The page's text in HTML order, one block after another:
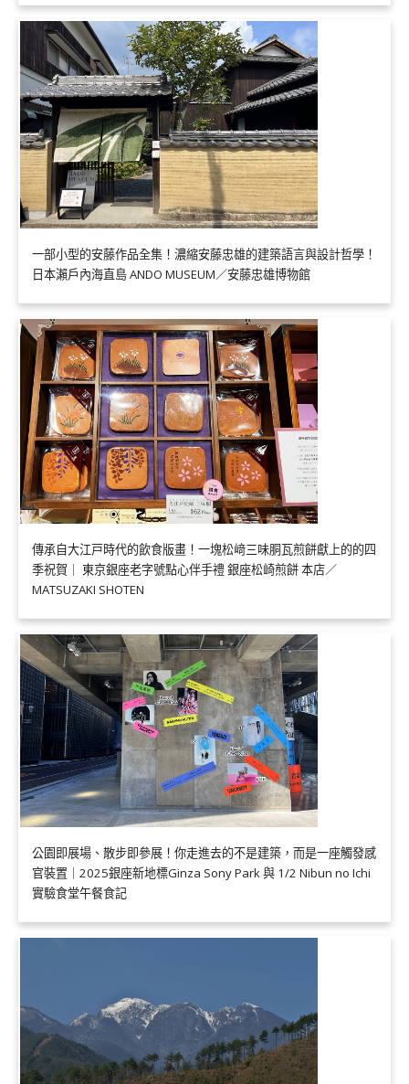
一部小型的安藤作品全集！濃縮安藤忠雄的建築語言與設計哲學！
日本瀨戶內海直島 ANDO MUSEUM／安藤忠雄博物館
傳承自大江戸時代的飲食版畫！一塊松﨑三味胴瓦煎餅獻上的的四
季祝賀｜ 東京銀座老字號點心伴手禮 銀座松崎煎餅 本店／
MATSUZAKI SHOTEN
公園即展場、散步即參展！你走進去的不是建築，而是一座觸發感
官裝置｜2025銀座新地標Ginza Sony Park 與 1/2 Nibun no Ichi
實驗食堂午餐食記